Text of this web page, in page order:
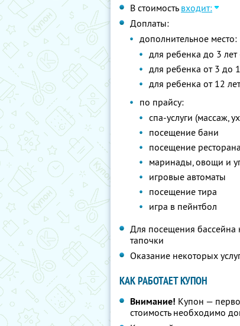
В стоимость входит:
Доплаты:
дополнительное место:
для ребенка до 3
для ребенка от 3 до
для ребенка от 12
по прайсу:
спа-услуги (массаж,
посещение бани
посещение
маринады, овощи и
игровые автоматы
посещение тира
игра в пейнтбол
Для посещения
тапочки
Оказание некоторых
КАК РАБОТАЕТ КУПОН
Внимание! Купон —
стоимость необходимо